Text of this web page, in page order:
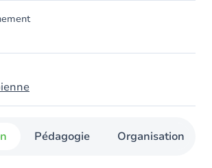
Pédagogie Organisation